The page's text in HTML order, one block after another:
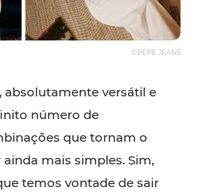
©PEPE JEANS
absolutamente versátil e
número de
que tornam o
mais simples. Sim,
temos vontade de sair